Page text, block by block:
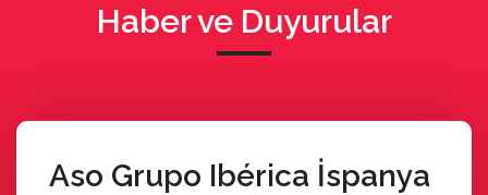
Haber ve Duyurular
Aso Grupo Ibérica İspanya